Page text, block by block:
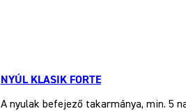
NYÚL KLASIK FORTE
A nyulak befejező takarmánya, min. 5